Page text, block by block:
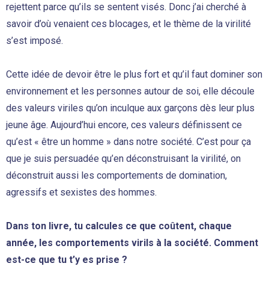
rejettent parce qu’ils se sentent visés. Donc j’ai cherché à
savoir d’où venaient ces blocages, et le thème de la virilité
s’est imposé.
Cette idée de devoir être le plus fort et qu’il faut dominer son
environnement et les personnes autour de soi, elle découle
des valeurs viriles qu’on inculque aux garçons dès leur plus
jeune âge. Aujourd’hui encore, ces valeurs définissent ce
qu’est « être un homme » dans notre société. C’est pour ça
que je suis persuadée qu’en déconstruisant la virilité, on
déconstruit aussi les comportements de domination,
agressifs et sexistes des hommes.
Dans ton livre, tu calcules ce que coûtent, chaque
année, les comportements virils à la société. Comment
est-ce que tu t’y es prise ?